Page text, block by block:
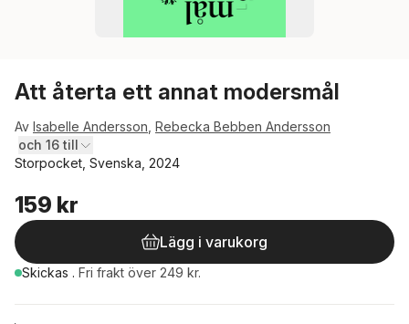
Att återta ett annat modersmål
Av Isabelle Andersson Rebecka Bebben Andersson
och 16 till
Storpocket, Svenska, 2024
159 kr
Lägg i varukorg
Skickas . Fri frakt över 249 kr.